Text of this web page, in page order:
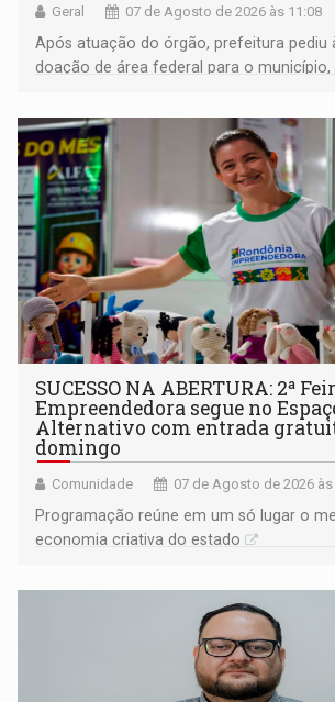
Geral 07 de Agosto de 2026 às 11:08
Após atuação do órgão, prefeitura pediu
doação de área federal para o
SUCESSO NA ABERTURA: 2ª
Empreendedora segue no
Alternativo com entrada
domingo
Comunidade 07 de Agosto de 2026 às
Programação reúne em um só lugar o
economia criativa do estado